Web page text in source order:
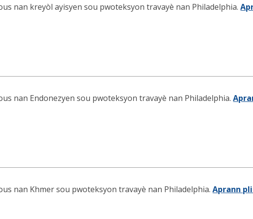
nan kreyòl ayisyen sou pwoteksyon travayè nan Philadelphia.
nan Endonezyen sou pwoteksyon travayè nan Philadelphia.
nan Khmer sou pwoteksyon travayè nan Philadelphia.Aprann